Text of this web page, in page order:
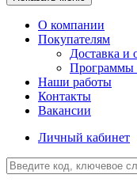
О компании
Покупателям
Доставка и
Программы
Наши работы
Контакты
Вакансии
Личный кабинет